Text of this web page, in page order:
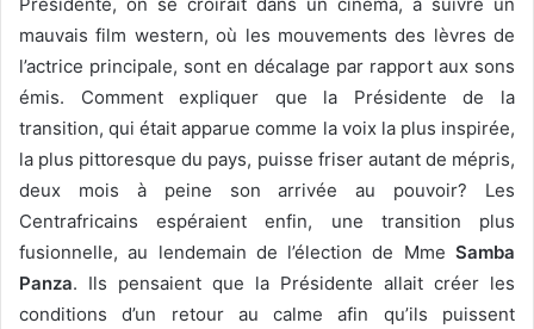
mauvais film western, où les mouvements des lèvres de
l’actrice principale, sont en décalage par rapport aux sons
émis. Comment expliquer que la Présidente de la
transition, qui était apparue comme la voix la plus inspirée,
la plus pittoresque du pays, puisse friser autant de mépris,
deux mois à peine son arrivée au pouvoir? Les
Centrafricains espéraient enfin, une transition plus
fusionnelle, au lendemain de l’élection de Mme Samba
Panza. Ils pensaient que la Présidente allait créer les
conditions d’un retour au calme afin qu’ils puissent